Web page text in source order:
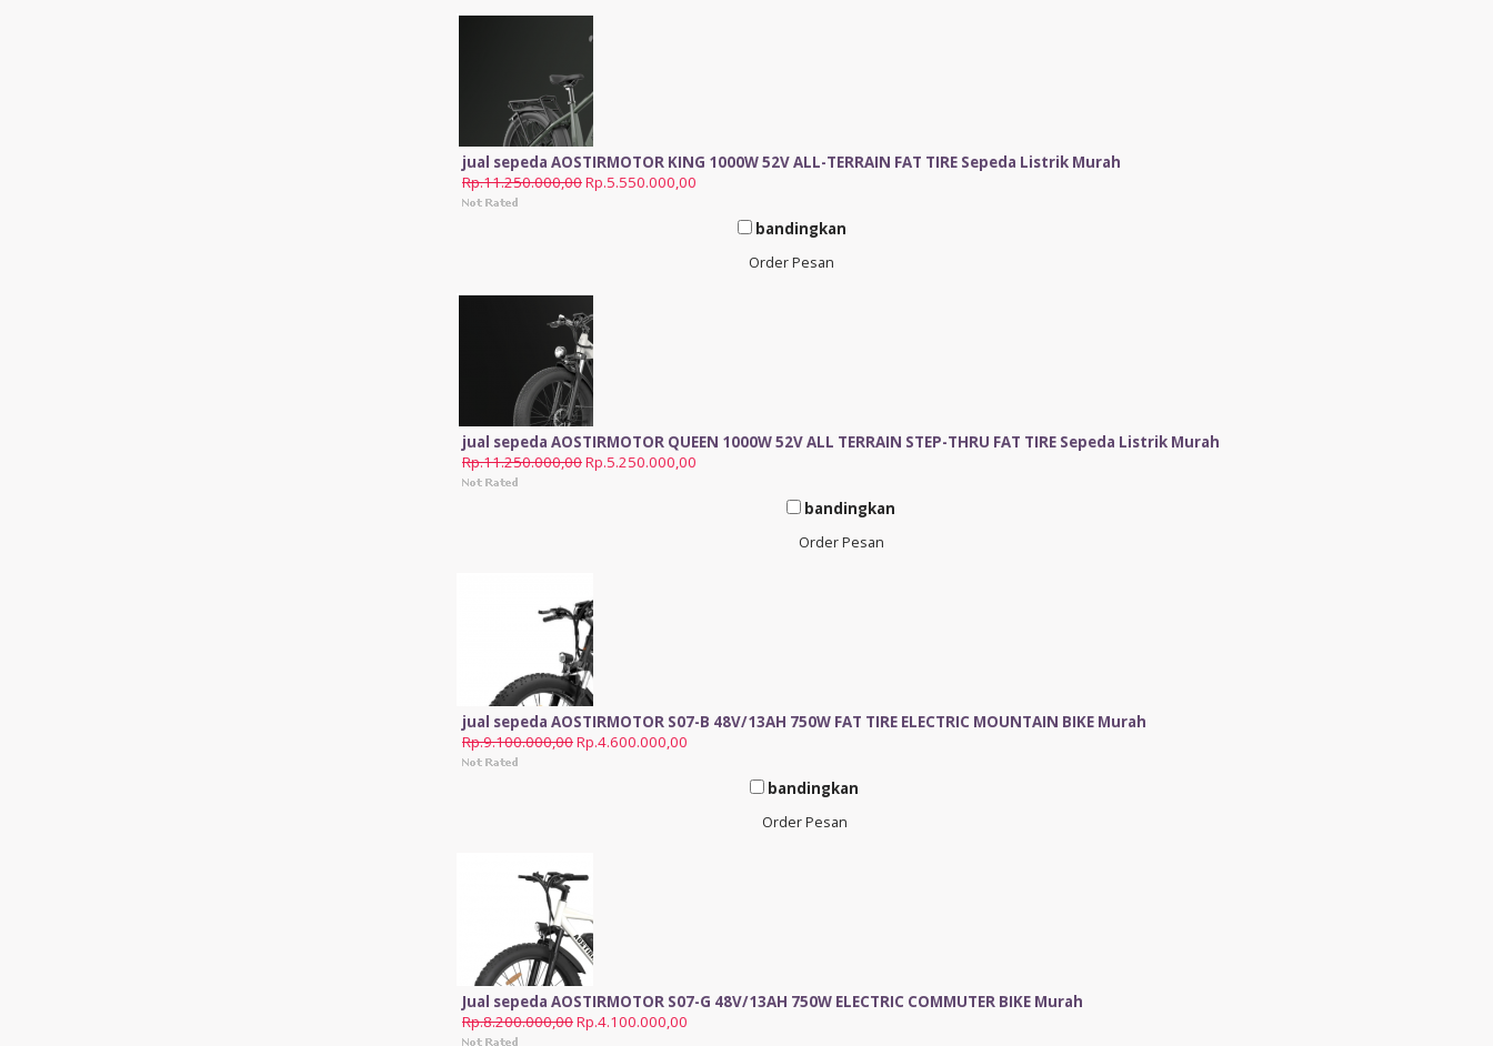
jual sepeda AOSTIRMOTOR KING 1000W 52V ALL-TERRAIN FAT TIRE Sepeda Listrik Murah
Rp.11.250.000,00Rp.5.550.000,00
bandingkan
Order Pesan
jual sepeda AOSTIRMOTOR QUEEN 1000W 52V ALL TERRAIN STEP-THRU FAT TIRE Sepeda Listrik Murah
Rp.11.250.000,00Rp.5.250.000,00
bandingkan
Order Pesan
jual sepeda AOSTIRMOTOR S07-B 48V/13AH 750W FAT TIRE ELECTRIC MOUNTAIN BIKE Murah
Rp.9.100.000,00Rp.4.600.000,00
bandingkan
Order Pesan
Jual sepeda AOSTIRMOTOR S07-G 48V/13AH 750W ELECTRIC COMMUTER BIKE Murah
Rp.8.200.000,00Rp.4.100.000,00